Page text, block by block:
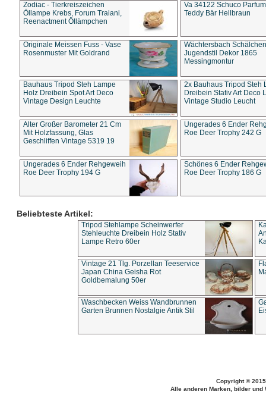
Zodiac - Tierkreiszeichen
Öllampe Krebs, Forum Traiani,
Reenactment Öllämpchen
Va 34122 Schuco
Teddy Bär Hellbraun
Originale Meissen Fuss - Vase
Rosenmuster Mit Goldrand
Wächtersbach Schälchen
Jugendstil Dekor 1865
Messingmontur
Bauhaus Tripod Steh Lampe
Holz Dreibein Spot Art Deco
Vintage Design Leuchte
2x Bauhaus Tripod Steh
Dreibein Stativ Art Deco
Vintage Studio Leucht
Alter Großer Barometer 21 Cm
Mit Holzfassung, Glas
Geschliffen Vintage 5319 19
Ungerades 6 Ender
Roe Deer Trophy 242 G
Ungerades 6 Ender Rehgeweih
Roe Deer Trophy 194 G
Schönes 6 Ender
Roe Deer Trophy 186 G
Beliebteste Artikel:
Tripod Stehlampe Scheinwerfer
Stehleuchte Dreibein Holz Stativ
Lampe Retro 60er
Vintage 21 Tlg. Porzellan Teeservice
Japan China Geisha Rot
Goldbemalung 50er
Waschbecken Weiss Wandbrunnen
Garten Brunnen Nostalgie Antik Stil
Copyright ©
Alle anderen Marken, bilder und